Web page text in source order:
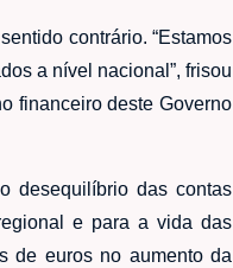
contrário. “Estamos
a nível nacional”, frisou
financeiro deste Governo
desequilíbrio das contas
e para a vida das
de euros no aumento da